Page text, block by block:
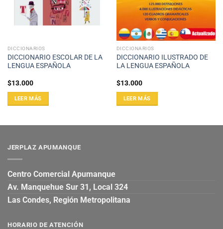
DICCIONARIOS
DICCIONARIO ESCOLAR DE LA
LENGUA ESPAÑOLA
$13.000
LEER MÁS
DICCIONARIOS
DICCIONARIO ILUSTRADO DE
LA LENGUA ESPAÑOLA
$13.000
LEER MÁS
JERPLAZ APUMANQUE
Centro Comercial Apumanque
Av. Manquehue Sur 31, Local 324
Las Condes, Región Metropolitana
HORARIO DE ATENCIÓN